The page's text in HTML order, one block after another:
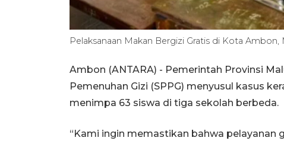
Pelaksanaan Makan Bergizi Gratis di Kota Ambon,
Ambon (ANTARA) - Pemerintah Provinsi
Pemenuhan Gizi (SPPG) menyusul kasus
menimpa 63 siswa di tiga sekolah berbeda.
“Kami ingin memastikan bahwa pelayanan